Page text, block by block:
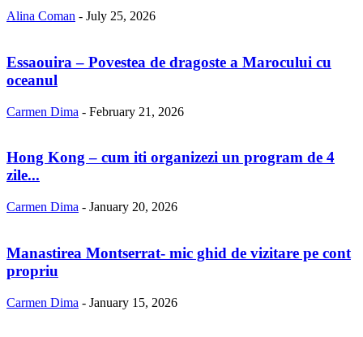
Alina Coman - July 25, 2026
Essaouira – Povestea de dragoste a Marocului cu
oceanul
Carmen Dima - February 21, 2026
Hong Kong – cum iti organizezi un program de 4
zile...
Carmen Dima - January 20, 2026
Manastirea Montserrat- mic ghid de vizitare pe cont
propriu
Carmen Dima - January 15, 2026